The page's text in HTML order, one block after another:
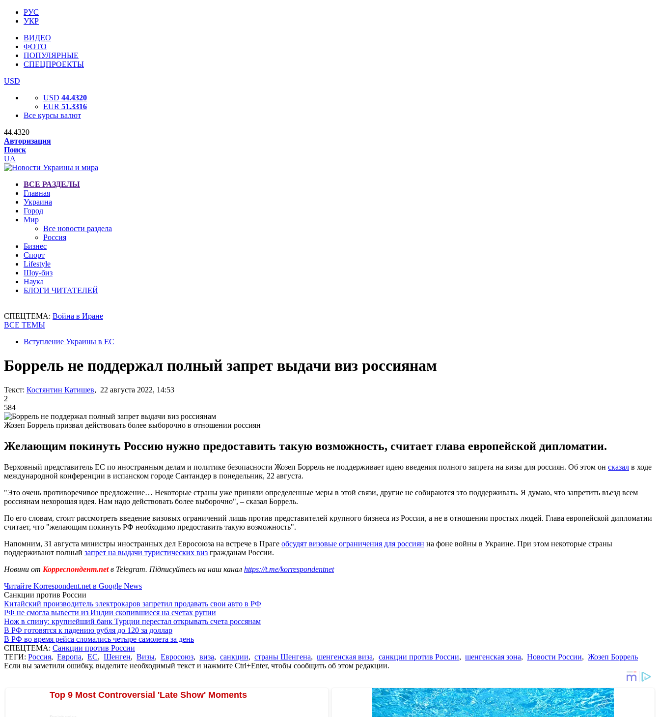
РУС
УКР
ВИДЕО
ФОТО
ПОПУЛЯРНЫЕ
СПЕЦПРОЕКТЫ
USD
USD 44.4320
EUR 51.3316
Все курсы валют
44.4320
Авторизация
Поиск
UA
ВСЕ РАЗДЕЛЫ
Главная
Украина
Город
Мир
Все новости раздела
Россия
Бизнес
Спорт
Lifestyle
Шоу-биз
Наука
БЛОГИ ЧИТАТЕЛЕЙ
СПЕЦТЕМА: Война в Иране
ВСЕ ТЕМЫ
Вступление Украины в ЕС
Боррель не поддержал полный запрет выдачи виз россиянам
Текст: Костянтин Катишев, 22 августа 2022, 14:53
2
584
Жозеп Боррель призвал действовать более выборочно в отношении россиян
Желающим покинуть Россию нужно предоставить такую возможность, считает глава европейской дипломатии.
Верховный представитель ЕС по иностранным делам и политике безопасности Жозеп Боррель не поддерживает идею введения полного запрета на визы для россиян. Об этом он сказал в ходе
международной конференции в испанском городе Сантандер в понедельник, 22 августа.
"Это очень противоречивое предложение… Некоторые страны уже приняли определенные меры в этой связи, другие не собираются это поддерживать. Я думаю, что запретить въезд всем
россиянам нехорошая идея. Нам надо действовать более выборочно", – сказал Боррель.
По его словам, стоит рассмотреть введение визовых ограничений лишь против представителей крупного бизнеса из России, а не в отношении простых людей. Глава европейской дипломатии
считает, что "желающим покинуть РФ необходимо предоставить такую возможность".
Напомним, 31 августа министры иностранных дел Евросоюза на встрече в Праге обсудят визовые ограничения для россиян на фоне войны в Украине. При этом некоторые страны
поддерживают полный запрет на выдачи туристических виз гражданам России.
Новини от Корреспондент.netв Telegram. Підписуйтесь на наш канал https://t.me/korrespondentnet
Читайте Korrespondent.net в Google News
Санкции против России
Китайский производитель электрокаров запретил продавать свои авто в РФ
РФ не смогла вывести из Индии скопившиеся на счетах рупии
Нож в спину: крупнейший банк Турции перестал открывать счета россянам
В РФ готовятся к падению рубля до 120 за доллар
В РФ во время рейса сломались четыре самолета за день
СПЕЦТЕМА: Санкции против России
ТЕГИ: Россия, Европа, ЕС, Шенген, Визы, Евросоюз, виза, санкции, страны Шенгена, шенгенская виза, санкции против России, шенгенская зона, Новости России, Жозеп Боррель
Если вы заметили ошибку, выделите необходимый текст и нажмите Ctrl+Enter, чтобы сообщить об этом редакции.